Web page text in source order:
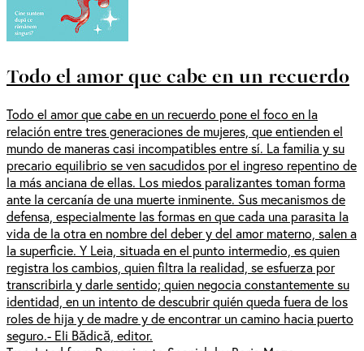
Todo el amor que cabe en un recuerdo
Todo el amor que cabe en un recuerdo pone el foco en la
relación entre tres generaciones de mujeres, que entienden el
mundo de maneras casi incompatibles entre sí. La familia y su
precario equilibrio se ven sacudidos por el ingreso repentino de
la más anciana de ellas. Los miedos paralizantes toman forma
ante la cercanía de una muerte inminente. Sus mecanismos de
defensa, especialmente las formas en que cada una parasita la
vida de la otra en nombre del deber y del amor materno, salen a
la superficie. Y Leia, situada en el punto intermedio, es quien
registra los cambios, quien filtra la realidad, se esfuerza por
transcribirla y darle sentido; quien negocia constantemente su
identidad, en un intento de descubrir quién queda fuera de los
roles de hija y de madre y de encontrar un camino hacia puerto
seguro.- Eli Bădică, editor.